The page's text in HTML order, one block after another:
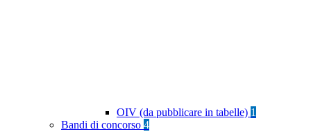
OIV (da pubblicare in tabelle) 1
Bandi di concorso 4